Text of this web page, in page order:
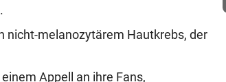
nicht-melanozytärem Hautkrebs, der
Appell an ihre Fans,